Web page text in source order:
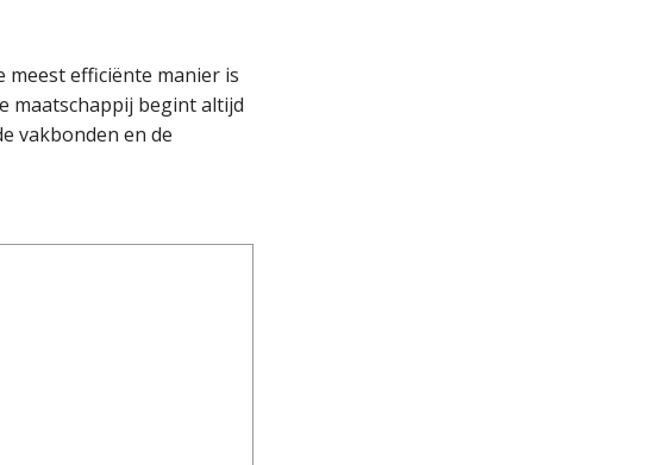
meest efficiënte manier is
maatschappij begint altijd
vakbonden en de